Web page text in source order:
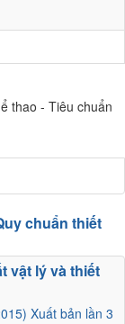
thao - Tiêu chuẩn
chuẩn thiết
Xuất bản lần 3
vật lý và thiết